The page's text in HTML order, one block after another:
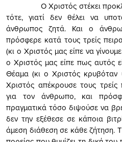
Ο Χριστός στέκει
τότε, γιατί δεν θέλει να
άνθρωπος ζητά. Και ο
πρόσφερε κατά τους τρείς
(κι ο Χριστός μας είπε να
ο Χριστός μας είπε πως αυτός
Θέαμα (κι ο Χριστός
Χριστός απέκρουσε τους τρείς
για τον άνθρωπο, και
πραγματικά τόσο διψούσε να
δεν την εξέθεσε σε κάποια
άμεση διάθεση σε κάθε ζήτηση.